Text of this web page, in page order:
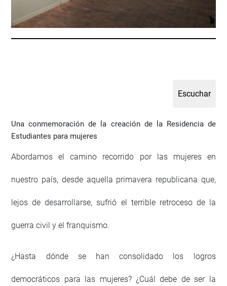
Una conmemoración de la creación de la Residencia de
Estudiantes para mujeres
Abordamos el camino recorrido por las mujeres en
nuestro país, desde aquella primavera republicana que,
lejos de desarrollarse, sufrió el terrible retroceso de la
guerra civil y el franquismo.
¿Hasta dónde se han consolidado los logros
democráticos para las mujeres? ¿Cuál debe de ser la